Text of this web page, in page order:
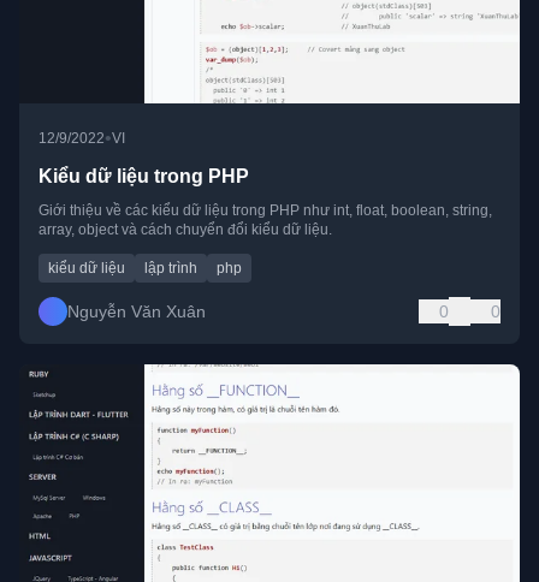
12/9/2022•VI
Kiểu dữ liệu trong PHP
Giới thiệu về các kiểu dữ liệu trong PHP như int, float, boolean, string,
array, object và cách chuyển đổi kiểu dữ liệu.
kiểu dữ liệu lập trình php
Nguyễn Văn Xuân 0 0